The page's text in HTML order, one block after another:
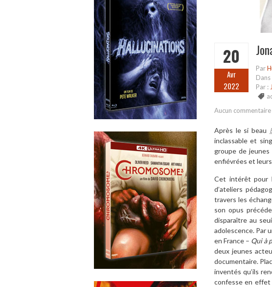
20
Avr
2022
Par
Dans
Par :
Aucun commentaire
Après le si beau
inclassable et
groupe de jeunes
enfiévrées et
Cet intérêt pour
d’ateliers
travers les
son opus
disparaître au
adolescence. Par
en France – Qui à
deux jeunes
documentaire.
inventés qu’ils
confesse en effet